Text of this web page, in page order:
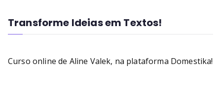
Transforme Ideias em Textos!
Curso online de Aline Valek, na plataforma Domestika!